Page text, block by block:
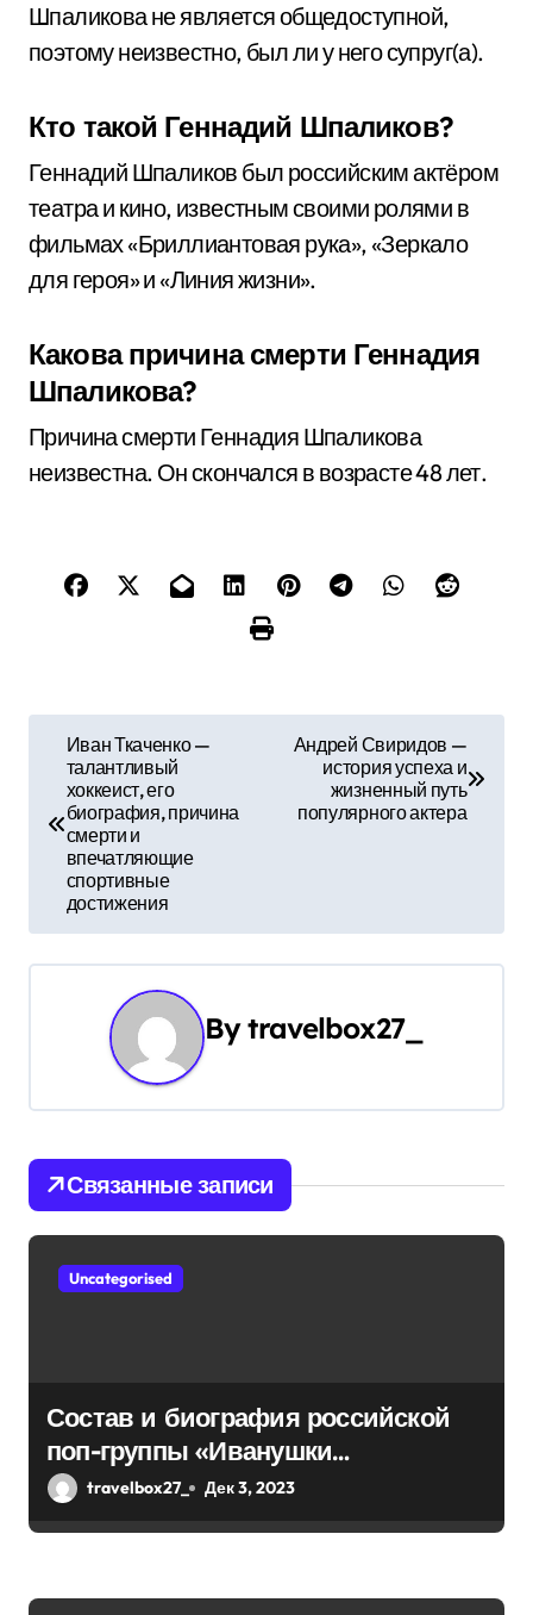
Шпаликова не является общедоступной,
поэтому неизвестно, был ли у него супруг(а).
Кто такой Геннадий Шпаликов?
Геннадий Шпаликов был российским актёром
театра и кино, известным своими ролями в
фильмах «Бриллиантовая рука», «Зеркало
для героя» и «Линия жизни».
Какова причина смерти Геннадия
Шпаликова?
Причина смерти Геннадия Шпаликова
неизвестна. Он скончался в возрасте 48 лет.
в
г
а
п
о
и
я
Иван Ткаченко —
талантливый
хоккеист, его
биография, причина
смерти и
впечатляющие
спортивные
достижения
Андрей Свиридов —
история успеха и
жизненный путь
популярного актера
Bytravelbox27_
Связанные записи
Uncategorised
Состав и биография российской
поп-группы «Иванушки
интернешнл» — история успеха,
travelbox27_ Дек 3, 2023